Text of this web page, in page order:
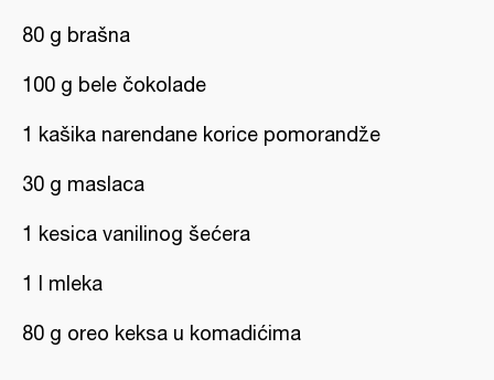
80 g brašna
100 g bele čokolade
1 kašika narendane korice pomorandže
30 g maslaca
1 kesica vanilinog šećera
1 l mleka
80 g oreo keksa u komadićima